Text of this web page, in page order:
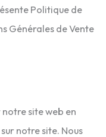
Politique de
Générales de Vente
site web en
notre site. Nous